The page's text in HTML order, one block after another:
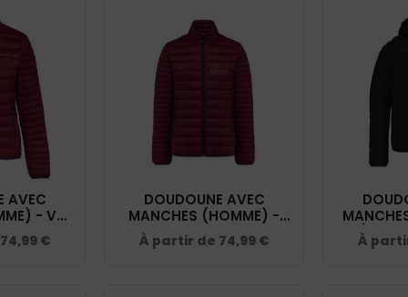
AVEC
- VAL
–
K6121
74,99 €
DOUDOUNE AVEC
MANCHES (HOMME) -
VAL DE CREUSE
EQUITATION –
À partir de 74,99 € À